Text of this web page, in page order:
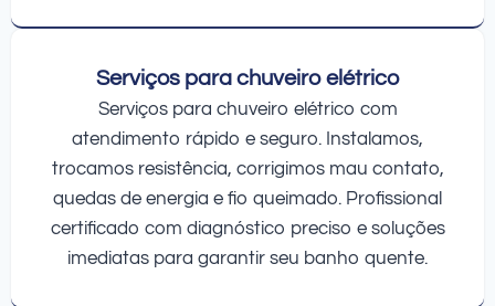
Serviços para chuveiro elétrico
Serviços para chuveiro elétrico com
atendimento rápido e seguro. Instalamos,
trocamos resistência, corrigimos mau contato,
quedas de energia e fio queimado. Profissional
certificado com diagnóstico preciso e soluções
imediatas para garantir seu banho quente.